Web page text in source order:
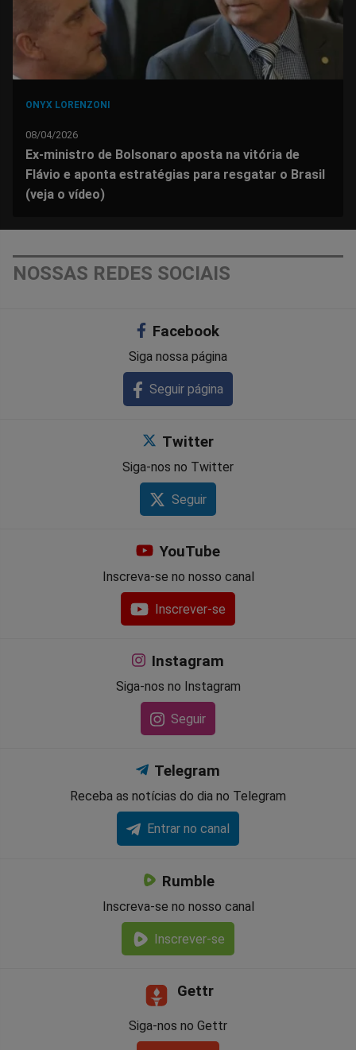
ONYX LORENZONI
08/04/2026
Ex-ministro de Bolsonaro aposta na vitória de
Flávio e aponta estratégias para resgatar o Brasil
(veja o vídeo)
NOSSAS REDES SOCIAIS
Facebook
Siga nossa página
Seguir página
Twitter
Siga-nos no Twitter
Seguir
YouTube
Inscreva-se no nosso canal
Inscrever-se
Instagram
Siga-nos no Instagram
Seguir
Telegram
Receba as notícias do dia no Telegram
Entrar no canal
Rumble
Inscreva-se no nosso canal
Inscrever-se
Gettr
Siga-nos no Gettr